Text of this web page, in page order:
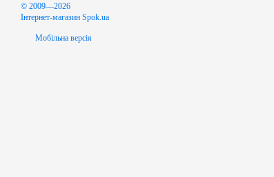
© 2009—2026
Інтернет-магазин Spok.ua
Мобільна версія